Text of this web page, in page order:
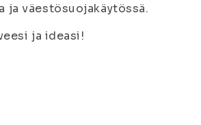
ja väestösuojakäytössä.
ja ideasi!